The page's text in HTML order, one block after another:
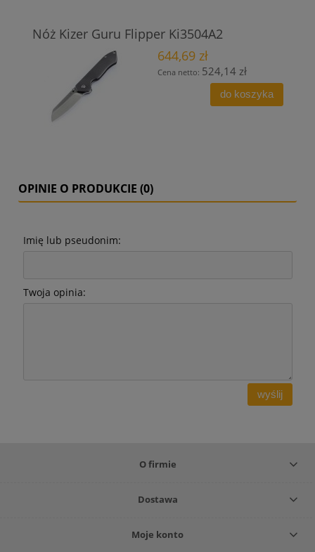
Nóż Kizer Guru Flipper Ki3504A2
644,69 zł
Cena netto: 524,14 zł
do koszyka
OPINIE O PRODUKCIE (0)
Imię lub pseudonim:
Twoja opinia:
wyślij
O firmie
Dostawa
Moje konto